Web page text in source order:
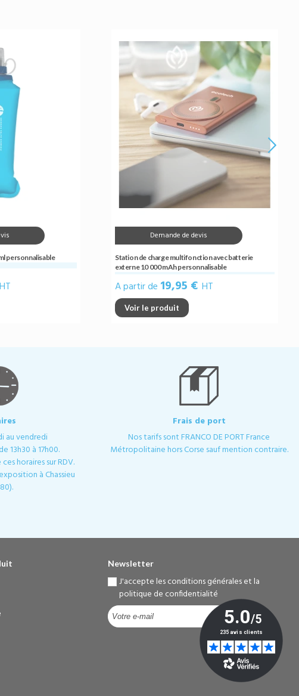
personnalisable
HT
Demande de devis
Station de charge multifonction avec batterie
externe 10 000 mAh personnalisable
A partir de 19,95 € HT
Voir le produit
au vendredi
13h30 à 17h00.
horaires sur RDV.
à Chassieu
Frais de port
Nos tarifs sont FRANCO DE PORT France
Métropolitaine hors Corse sauf mention contraire.
Newsletter
J'accepte les conditions générales et la
politique de confidentialité